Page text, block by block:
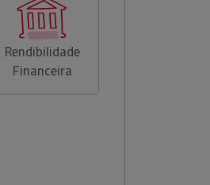
Rendibilidade
Financeira